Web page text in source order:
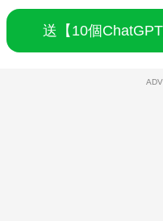
送【10個